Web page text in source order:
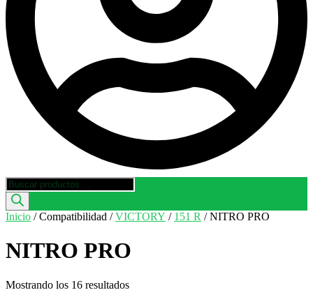
Búsqueda
de
productos
Inicio / Compatibilidad /VICTORY / 151 R / NITRO PRO
NITRO PRO
Mostrando los 16 resultados